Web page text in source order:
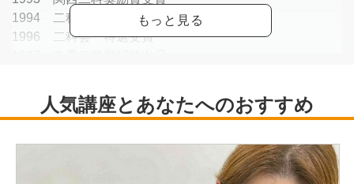
1994 二科会 大阪市賞受賞
1996 二科会 特選受賞
2004 二科会 会友賞受賞
2006 二科会 会員推挙